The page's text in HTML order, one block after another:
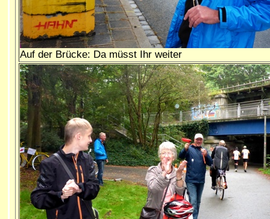
Auf der Brücke: Da müsst Ihr weiter